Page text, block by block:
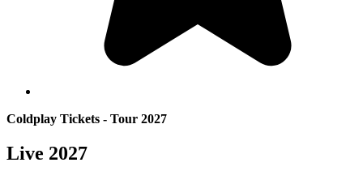
Coldplay Tickets - Tour 2027
Live 2027